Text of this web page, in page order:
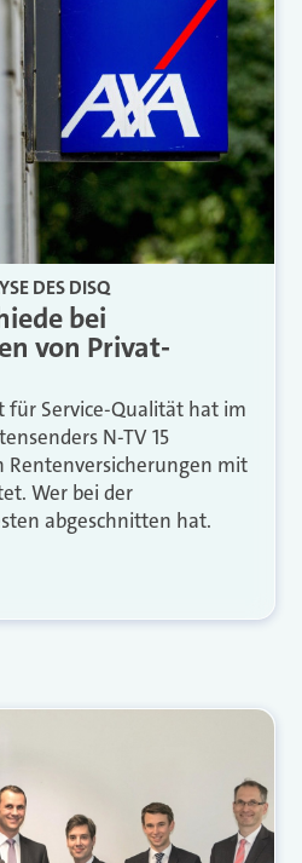
DES DISQ
bei
von Privat-
für Service-Qualität hat im
N-TV 15
Rentenversicherungen mit
Wer bei der
abgeschnitten hat.